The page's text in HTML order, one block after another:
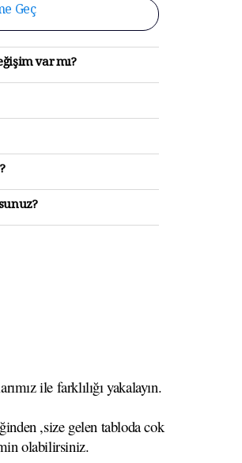
Geç
var mı?
ile farklılığı yakalayın.
,size gelen tabloda cok
olabilirsiniz.